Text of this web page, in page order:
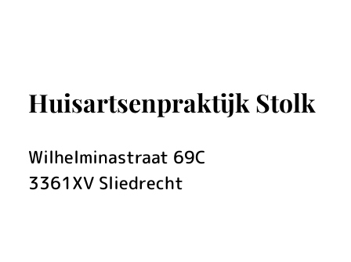
r
s
m
e
Huisartsenpraktijk Stolk
Wilhelminastraat 69C
3361XV Sliedrecht